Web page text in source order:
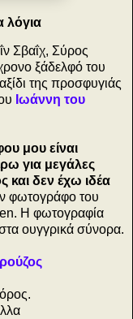
λόγια
Σβαΐχ, Σύρος
ξάδελφό του
της προσφυγιάς
Ιωάννη του
μου είναι
για μεγάλες
και δεν έχω ιδέα
φωτογράφο του
H φωτογραφία
ουγγρικά σύνορα.